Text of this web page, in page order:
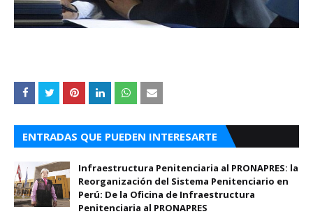
ENTRADAS QUE PUEDEN INTERESARTE
Infraestructura Penitenciaria al PRONAPRES: la
Reorganización del Sistema Penitenciario en
Perú: De la Oficina de Infraestructura
Penitenciaria al PRONAPRES